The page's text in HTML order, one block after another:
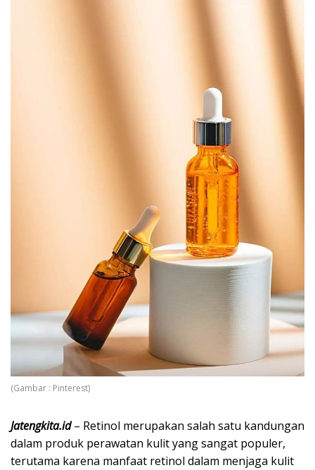
(Gambar : Pinterest)
Jatengkita.id– Retinol merupakan salah satu kandungan
dalam produk perawatan kulit yang sangat populer,
terutama karena manfaat retinol dalam menjaga kulit